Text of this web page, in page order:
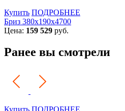
Купить ПОДРОБНЕЕ
Бриз 380х190х4700
Цена: 159 529 руб.
Ранее вы смотрели